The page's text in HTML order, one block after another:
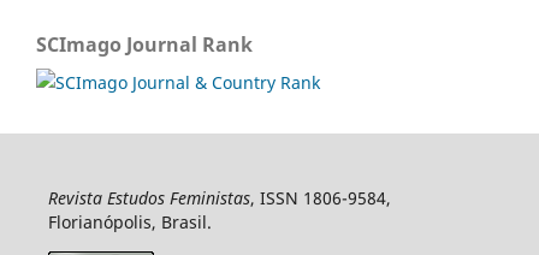
SCImago Journal Rank
Revista Estudos Feministas, ISSN 1806-9584,
Florianópolis, Brasil.